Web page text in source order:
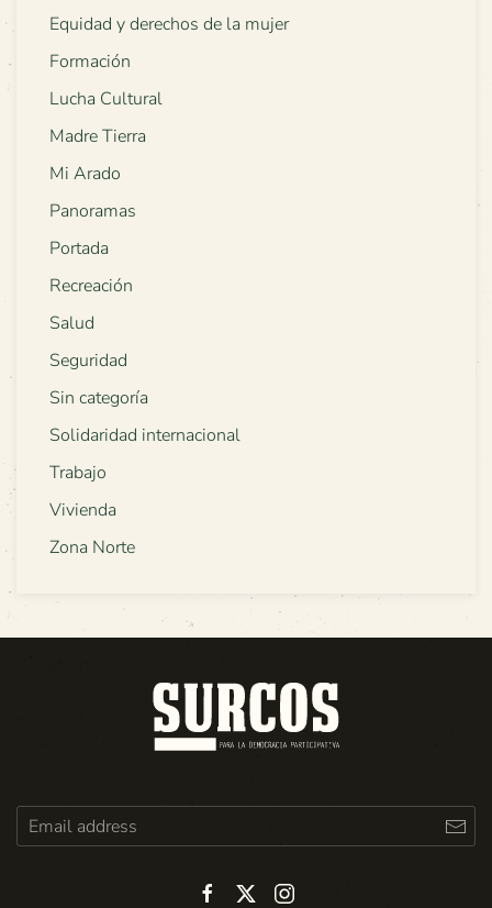
Equidad y derechos de la mujer
Formación
Lucha Cultural
Madre Tierra
Mi Arado
Panoramas
Portada
Recreación
Salud
Seguridad
Sin categoría
Solidaridad internacional
Trabajo
Vivienda
Zona Norte